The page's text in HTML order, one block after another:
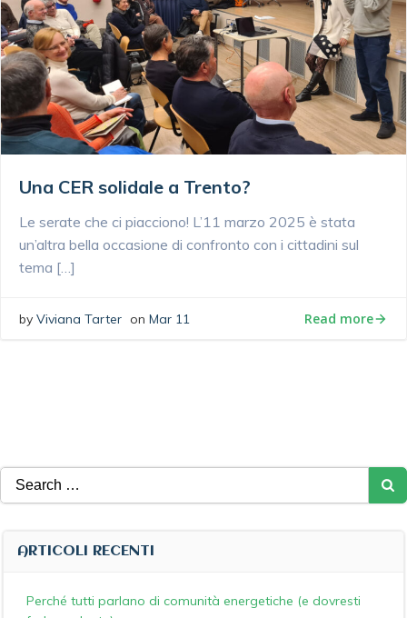
Una CER solidale a Trento?
Le serate che ci piacciono! L’11 marzo 2025 è stata
un’altra bella occasione di confronto con i cittadini sul
tema […]
by Viviana Tarter on Mar 11 Read more
Search
for:
ARTICOLI RECENTI
Perché tutti parlano di comunità energetiche (e dovresti